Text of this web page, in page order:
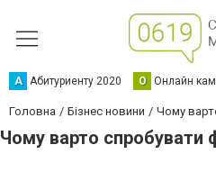
А Абитуриенту 2020 О Онлайн
Головна Бізнес новини Чому
Чому варто спробувати